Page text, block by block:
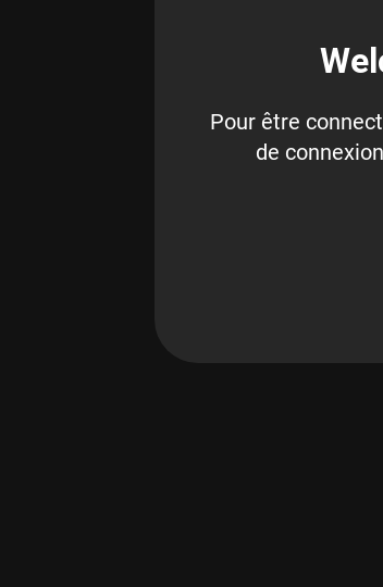
Pour être
de